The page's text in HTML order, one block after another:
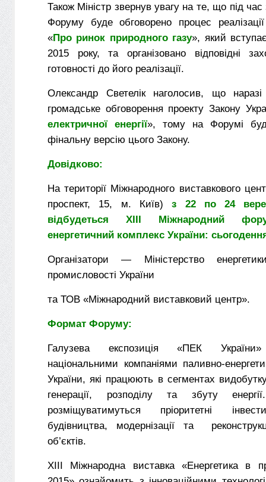
Також Міністр звернув увагу на те, що під
Форуму буде обговорено процес
«Про ринок природного газу», який
2015 року, та організовано відповідні
готовності до його реалізації.
Олександр Светелік наголосив, що
громадське обговорення проекту Закону
електричної енергії», тому на Форумі
фінальну версію цього Закону.
Довідково:
На території Міжнародного виставкового
проспект, 15, м. Київ)з 22 по 24
відбудеться ХІІІ Міжнародний
енергетичний комплекс України:
Організатори — Міністерство
промисловості України
та ТОВ «Міжнародний виставковий центр».
Формат Форуму:
Галузева експозиція «ПЕК України»
національними компаніями паливно-
України, які працюють в сегментах
генерації, розподілу та збуту
розміщуватимуться пріоритетні
будівництва, модернізації та
об’єктів.
ХІІІ Міжнародна виставка «Енергетика в